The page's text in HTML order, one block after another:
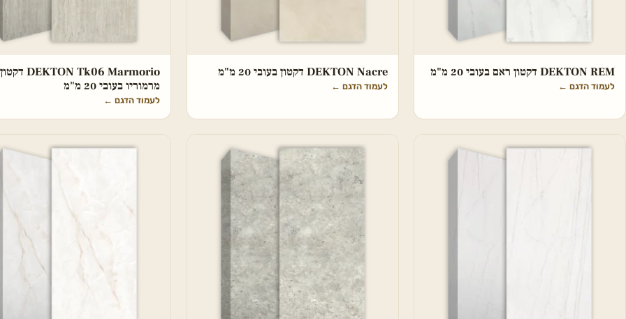
DEKTON REM דקטון ראם בעובי 20 מ"מ
לעמוד הדגם ←
DEKTON Nacre דקטון בעובי 20 מ"מ
לעמוד הדגם ←
DEKTON Tk06 Marmorio דקטון
מרמוריו בעובי 20 מ"מ
לעמוד הדגם ←